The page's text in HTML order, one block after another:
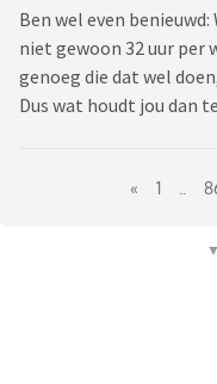
Ben wel even
niet gewoon 32 uur per
genoeg die dat wel
Dus wat houdt jou dan
« 1